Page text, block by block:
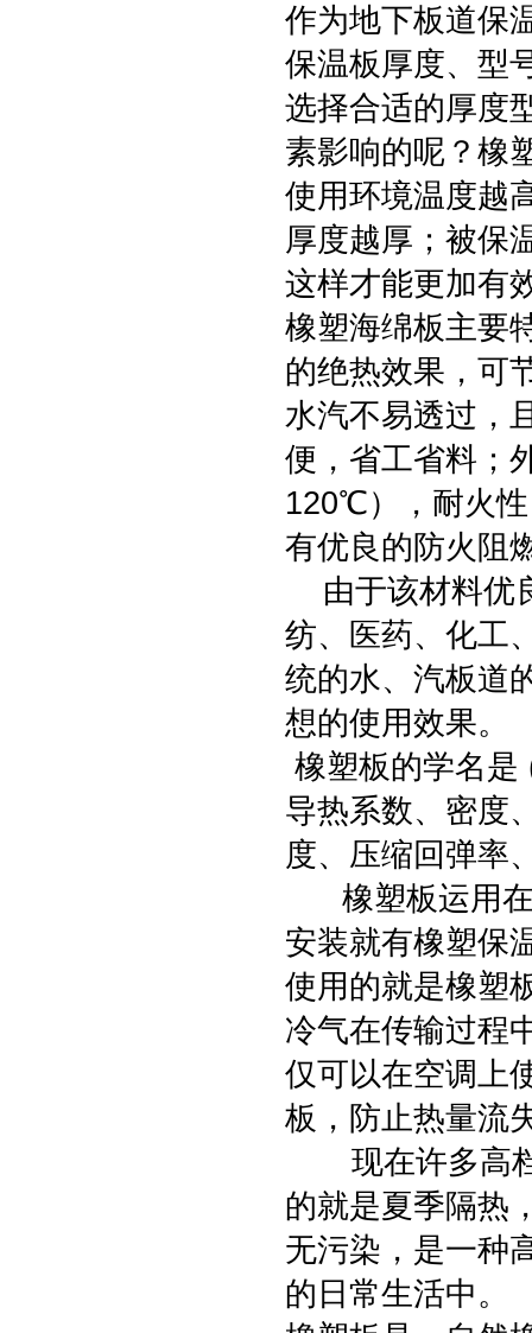
作为地下板道保
保温板厚度、型
选择合适的厚度
素影响的呢？橡
使用环境温度越
厚度越厚；被保
这样才能更加有
橡塑海绵板主要
的绝热效果，可
水汽不易透过，
便，省工省料；
120℃），耐火
有优良的防火阻
由于该材料优
纺、医药、化工
统的水、汽板道
想的使用效果。
橡塑板的学名是
导热系数、密度
度、压缩回弹率
橡塑板运用在
安装就有橡塑保
使用的就是橡塑
冷气在传输过程
仅可以在空调上
板，防止热量流
现在许多高档
的就是夏季隔热
无污染，是一种
的日常生活中。